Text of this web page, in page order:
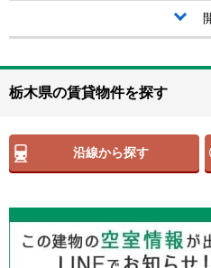
栃木県の賃貸物件を探す
沿線から探す